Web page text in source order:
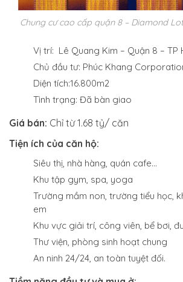
Chung cư cao cấp quận 8 – Diamond
Vị trí: Lê Quang Kim – Quận 8 – TP
Chủ đầu tư: Phúc Khang
Diện tích:16.800m2
Tình trạng: Đã bàn giao
Giá bán: Chỉ từ 1.68 tỷ/ căn
Tiện ích của căn hộ:
Siêu thị, nhà hàng, quán cafe…
Khu tập gym, spa, yoga
Trường mầm non, trường tiểu học,
em
Khu vực giải trí, công viên, bể bơi,
Thư viện, phòng sinh hoạt chung
An ninh 24/24, an toàn tuyệt đối.